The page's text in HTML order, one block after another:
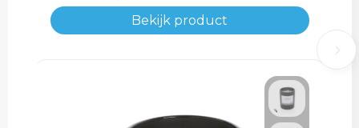
Bekijk product